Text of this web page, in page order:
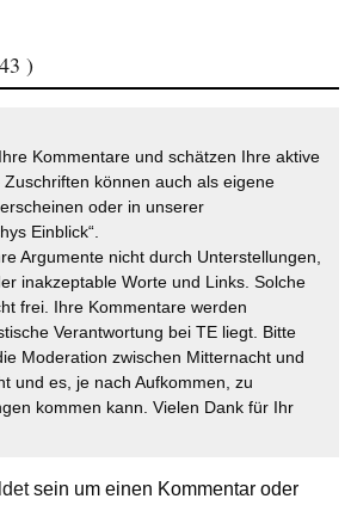
)
Kommentare und schätzen Ihre aktive
können auch als eigene
oder in unserer
Einblick“.
Argumente nicht durch Unterstellungen,
inakzeptable Worte und Links. Solche
frei. Ihre Kommentare werden
Verantwortung bei TE liegt. Bitte
Moderation zwischen Mitternacht und
und es, je nach Aufkommen, zu
kommen kann. Vielen Dank für Ihr
sein um einen Kommentar oder